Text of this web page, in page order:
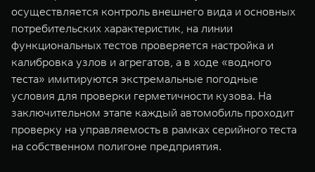
осуществляется контроль внешнего вида и основных
потребительских характеристик, на линии
функциональных тестов проверяется настройка и
калибровка узлов и агрегатов, а в ходе «водного
теста» имитируются экстремальные погодные
условия для проверки герметичности кузова. На
заключительном этапе каждый автомобиль проходит
проверку на управляемость в рамках серийного теста
на собственном полигоне предприятия.